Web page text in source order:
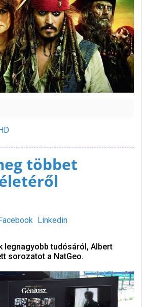
többet
Facebook Linkedin
legnagyobb tudósáról, Albert
sorozatot a NatGeo.